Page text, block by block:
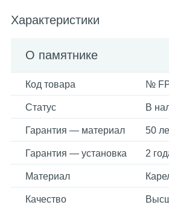
Характеристики
О памятнике
Код товара №
Статус В
Гарантия — материал 50
Гарантия — установка 2
Материал
Качество